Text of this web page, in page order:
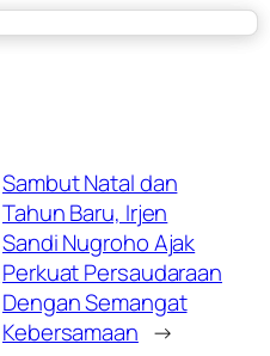
Sambut Natal dan
Tahun Baru, Irjen
Sandi Nugroho Ajak
Perkuat Persaudaraan
Dengan Semangat
Kebersamaan →